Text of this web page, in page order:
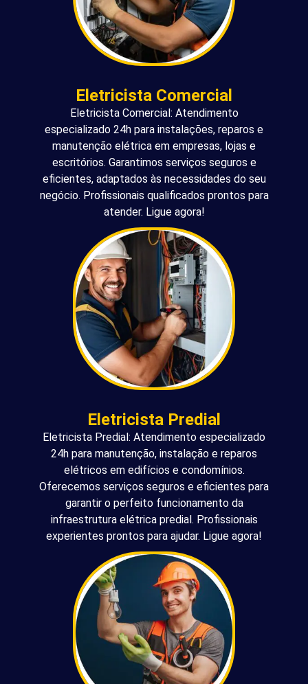
Eletricista Comercial
Eletricista Comercial: Atendimento
especializado 24h para instalações, reparos e
manutenção elétrica em empresas, lojas e
escritórios. Garantimos serviços seguros e
eficientes, adaptados às necessidades do seu
negócio. Profissionais qualificados prontos para
atender. Ligue agora!
Eletricista Predial
Eletricista Predial: Atendimento especializado
24h para manutenção, instalação e reparos
elétricos em edifícios e condomínios.
Oferecemos serviços seguros e eficientes para
garantir o perfeito funcionamento da
infraestrutura elétrica predial. Profissionais
experientes prontos para ajudar. Ligue agora!